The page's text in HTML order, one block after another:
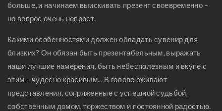
больше, и начинаем выискивать презент своевременно –
но вопрос очень непрост.
Какими особенностями должен обладать сувенир для
близких? Он обязан быть презентабельным, выражать
наши лучшие намерения, быть небесполезным и вкупе с
этим – чудесно красивым... В голове оживают
представления, сопряженные с успешной судьбой,
собственным домом, торжеством и постоянной радостью.